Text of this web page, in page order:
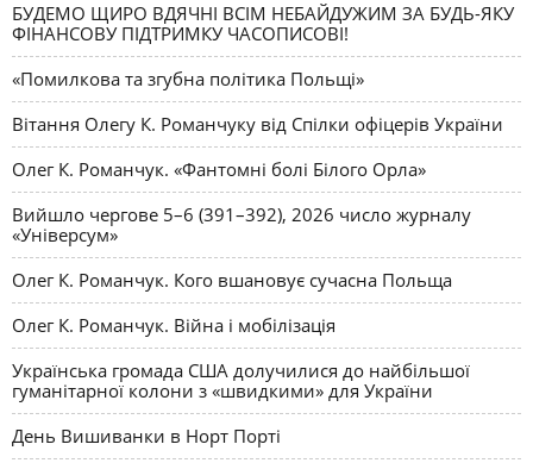
БУДЕМО ЩИРО ВДЯЧНІ ВСІМ НЕБАЙДУЖИМ ЗА БУДЬ-ЯКУ
ФІНАНСОВУ ПІДТРИМКУ ЧАСОПИСОВІ!
«Помилкова та згубна політика Польщі»
Вітання Олегу К. Романчуку від Спілки офіцерів України
Олег К. Романчук. «Фантомні болі Білого Орла»
Вийшло чергове 5–6 (391–392), 2026 число журналу
«Універсум»
Олег К. Романчук. Кого вшановує сучасна Польща
Олег К. Романчук. Війна і мобілізація
Українська громада США долучилися до найбільшої
гуманітарної колони з «швидкими» для України
День Вишиванки в Норт Порті